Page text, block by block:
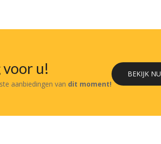
voor u!
aanbiedingen van dit moment!
BEKIJK NU